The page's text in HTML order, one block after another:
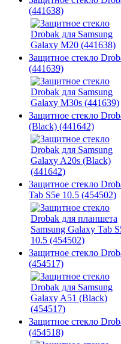
(441638)
Защитное стекло
(441639)
Защитное стекло
(Black) (441642)
Защитное стекло
Tab S5e 10.5 (454502)
Защитное стекло
(454517)
Защитное стекло
(454518)